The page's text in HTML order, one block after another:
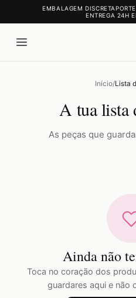
EMBALAGEM DISCRETA
ENTREGA 24H
Início/Lista
A tua lista
As peças que
Ainda não
Toca no coração dos
guardares aqui e não